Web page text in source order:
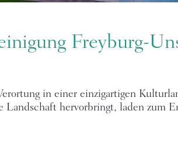
Freyburg-
in einer einzigartigen
Landschaft hervorbringt, laden zum